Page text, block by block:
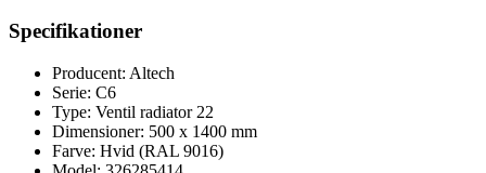
Specifikationer
Producent: Altech
Serie: C6
Type: Ventil radiator 22
Dimensioner: 500 x 1400 mm
Farve: Hvid (RAL 9016)